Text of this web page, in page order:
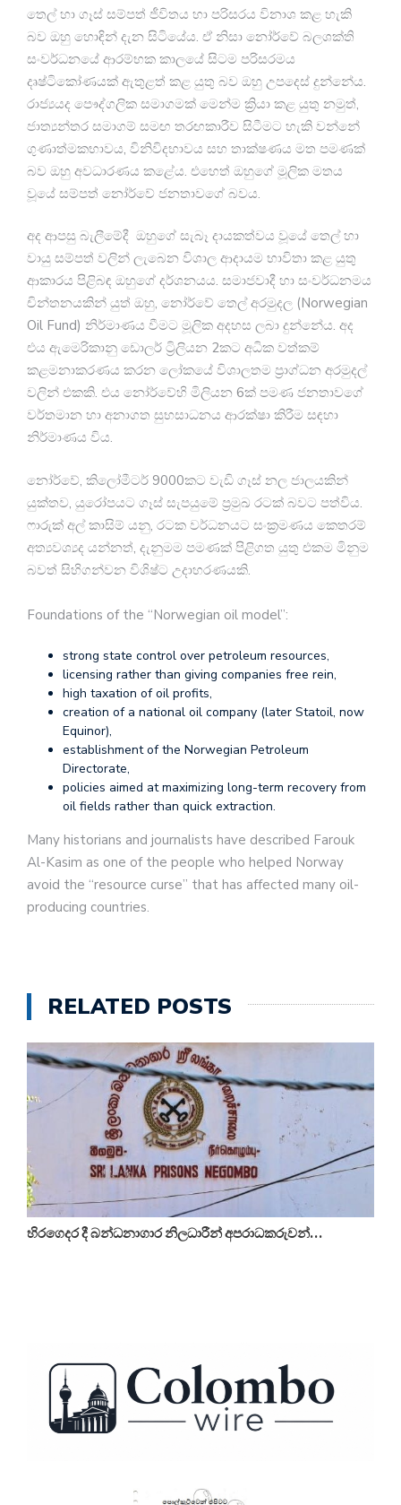
තෙල් හා ගෑස් සම්පත් ජීවිතය හා පරිසරය විනාශ කළ හැකි
බව ඔහු හොඳින් දැන සිටියේය. ඒ නිසා නෝර්වේ බලශක්ති
සංවර්ධනයේ ආරම්භක කාලයේ සිටම පරිසරමය
දෘෂ්ටිකෝණයක් ඇතුළත් කළ යුතු බව ඔහු උපදෙස් දුන්නේය.
රාජ්‍යයද පෞද්ගලික සමාගමක් මෙන්ම ක්‍රියා කළ යුතු නමුත්,
ජාත්‍යන්තර සමාගම් සමඟ තරඟකාරීව සිටීමට හැකි වන්නේ
ගුණාත්මකභාවය, විනිවිදභාවය සහ තාක්ෂණය මත පමණක්
බව ඔහු අවධාරණය කළේය. එහෙත් ඔහුගේ මූලික මතය
වූයේ සම්පත් නෝර්වේ ජනතාවගේ බවය.
අද ආපසු බැලීමේදී ඔහුගේ සැබෑ දායකත්වය වූයේ තෙල් හා
වායු සම්පත් වලින් ලැබෙන විශාල ආදායම භාවිතා කළ යුතු
ආකාරය පිළිබඳ ඔහුගේ දර්ශනයය. සමාජවාදී හා සංවර්ධනමය
චින්තනයකින් යුත් ඔහු, නෝර්වේ තෙල් අරමුදල (Norwegian
Oil Fund) නිර්මාණය වීමට මූලික අදහස ලබා දුන්නේය. අද
එය ඇමෙරිකානු ඩොලර් ට්‍රිලියන 2කට අධික වත්කම්
කළමනාකරණය කරන ලෝකයේ විශාලතම ප්‍රාග්ධන අරමුදල්
වලින් එකකි. එය නෝර්වේහි මිලියන 6ක් පමණ ජනතාවගේ
වර්තමාන හා අනාගත සුභසාධනය ආරක්ෂා කිරීම සඳහා
නිර්මාණය විය.
නෝර්වේ, කිලෝමීටර් 9000කට වැඩි ගෑස් නල ජාලයකින්
යුක්තව, යුරෝපයට ගෑස් සැපයුමේ ප්‍රමුඛ රටක් බවට පත්විය.
ෆාරුක් අල් කාසිම් යනු, රටක වර්ධනයට සංක්‍රමණය කෙතරම්
අත්‍යවශ්‍යද යන්නත්, දැනුමම පමණක් පිළිගත යුතු එකම මිනුම
බවත් සිහිගන්වන විශිෂ්ට උදාහරණයකි.
Foundations of the “Norwegian oil model”:
strong state control over petroleum resources,
licensing rather than giving companies free rein,
high taxation of oil profits,
creation of a national oil company (later Statoil, now
Equinor),
establishment of the Norwegian Petroleum
Directorate,
policies aimed at maximizing long-term recovery from
oil fields rather than quick extraction.
Many historians and journalists have described Farouk
Al-Kasim as one of the people who helped Norway
avoid the “resource curse” that has affected many oil-
producing countries.
RELATED POSTS
හිරගෙදර දී බන්ධනාගාර නිලධාරීන් අපරාධකරුවන්…